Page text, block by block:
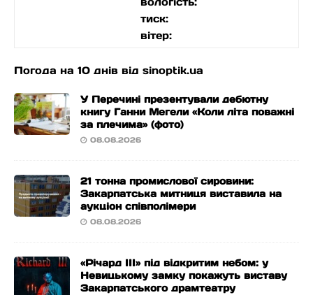
тиск:
вітер:
Погода на 10 днів від sinoptik.ua
У Перечині презентували дебютну
книгу Ганни Мегели «Коли літа поважні
за плечима» (фото)
08.08.2026
21 тонна промислової сировини:
Закарпатська митниця виставила на
аукціон співполімери
08.08.2026
«Річард ІІІ» під відкритим небом: у
Невицькому замку покажуть виставу
Закарпатського драмтеатру